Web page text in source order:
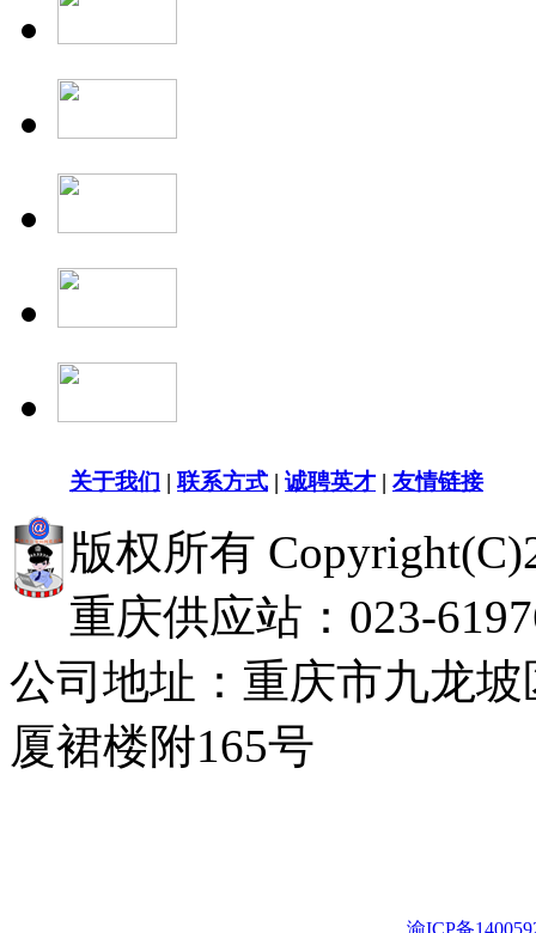
关于我们 | 联系方式 | 诚聘英才 | 友情链接
版权所有
重庆供应站：023-
公司地址：重庆市九龙
厦裙楼附165号
渝ICP备